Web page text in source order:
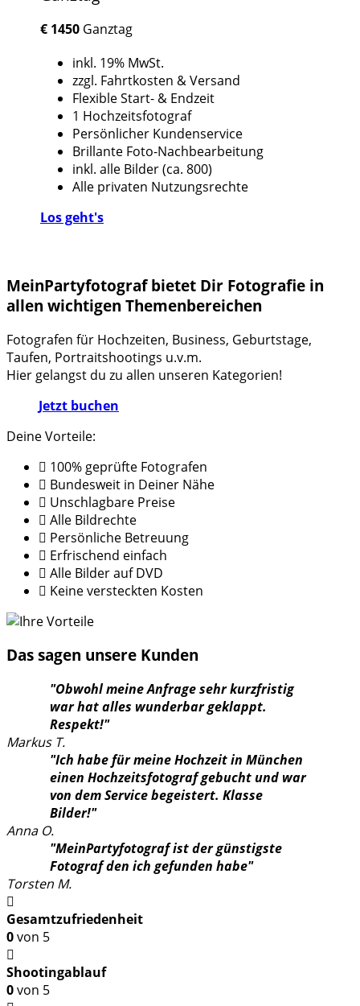
€ 1450 Ganztag
inkl. 19% MwSt.
zzgl. Fahrtkosten & Versand
Flexible Start- & Endzeit
1 Hochzeitsfotograf
Persönlicher Kundenservice
Brillante Foto-Nachbearbeitung
inkl. alle Bilder (ca. 800)
Alle privaten Nutzungsrechte
Los geht's
MeinPartyfotograf bietet Dir Fotografie in
allen wichtigen Themenbereichen
Fotografen für Hochzeiten, Business, Geburtstage,
Taufen, Portraitshootings u.v.m.
Hier gelangst du zu allen unseren Kategorien!
Jetzt buchen
Deine Vorteile:
100% geprüfte Fotografen
Bundesweit in Deiner Nähe
Unschlagbare Preise
Alle Bildrechte
Persönliche Betreuung
Erfrischend einfach
Alle Bilder auf DVD
Keine versteckten Kosten
Das sagen unsere Kunden
"Obwohl meine Anfrage sehr kurzfristig
war hat alles wunderbar geklappt.
Respekt!"
Markus T.
"Ich habe für meine Hochzeit in München
einen Hochzeitsfotograf gebucht und war
von dem Service begeistert. Klasse
Bilder!"
Anna O.
"MeinPartyfotograf ist der günstigste
Fotograf den ich gefunden habe"
Torsten M.
Gesamtzufriedenheit
0von 5
Shootingablauf
0von 5